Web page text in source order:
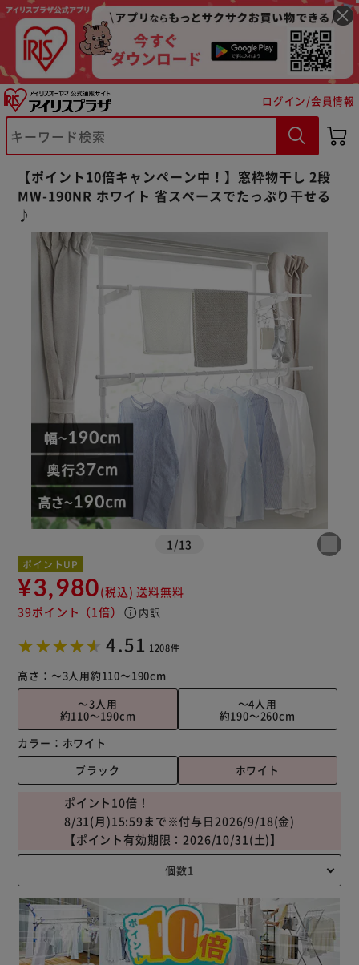
ログイン/会員情報
【ポイント10倍キャンペーン中！】窓枠物干し 2段
MW-190NR ホワイト 省スペースでたっぷり干せる
♪
1 /13
ポイントUP
¥3,980(税込) 送料無料
39ポイント （1倍） info 内訳
4.51 1208件
高さ： ～3人用約110～190cm
～3人用
約110～190cm
～4人用
約190～260cm
カラー： ホワイト
ブラック
ホワイト
ポイント10倍！
8/31(月)15:59まで※付与日2026/9/18(金)
【ポイント有効期限：2026/10/31(土)】
※ご確認ください
カートに入れる